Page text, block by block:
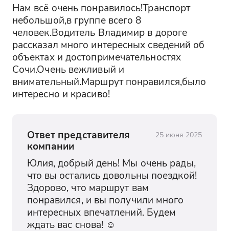
Нам всë очень понравилось!Транспорт
небольшой,в группе всего 8
человек.Водитель Владимир в дороге
рассказал много интересных сведений об
объектах и достопримечательностях
Сочи.Очень вежливый и
внимательный.Маршрут понравился,было
интересно и красиво!
Ответ представителя
компании
25 июня 2025
Юлия, добрый день! Мы очень рады,
что вы остались довольны поездкой!
Здорово, что маршрут вам
понравился, и вы получили много
интересных впечатлений. Будем
ждать вас снова! ☺️